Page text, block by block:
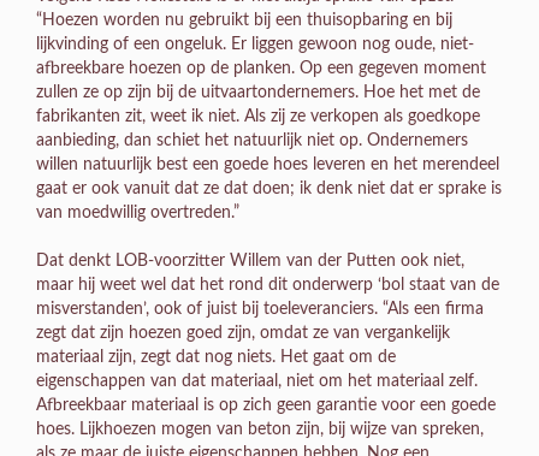
“Hoezen worden nu gebruikt bij een thuisopbaring en bij
lijkvinding of een ongeluk. Er liggen gewoon nog oude, niet-
afbreekbare hoezen op de planken. Op een gegeven moment
zullen ze op zijn bij de uitvaartondernemers. Hoe het met de
fabrikanten zit, weet ik niet. Als zij ze verkopen als goedkope
aanbieding, dan schiet het natuurlijk niet op. Ondernemers
willen natuurlijk best een goede hoes leveren en het merendeel
gaat er ook vanuit dat ze dat doen; ik denk niet dat er sprake is
van moedwillig overtreden.”
Dat denkt LOB-voorzitter Willem van der Putten ook niet,
maar hij weet wel dat het rond dit onderwerp ‘bol staat van de
misverstanden’, ook of juist bij toeleveranciers. “Als een firma
zegt dat zijn hoezen goed zijn, omdat ze van vergankelijk
materiaal zijn, zegt dat nog niets. Het gaat om de
eigenschappen van dat materiaal, niet om het materiaal zelf.
Afbreekbaar materiaal is op zich geen garantie voor een goede
hoes. Lijkhoezen mogen van beton zijn, bij wijze van spreken,